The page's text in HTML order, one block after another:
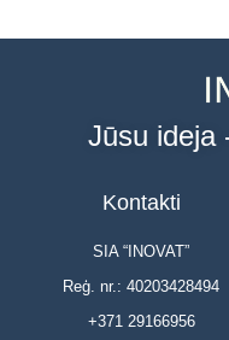
Jūsu ideja
Kontakti
SIA “INOVAT”
Reģ. nr.: 40203428494
+371 29166956